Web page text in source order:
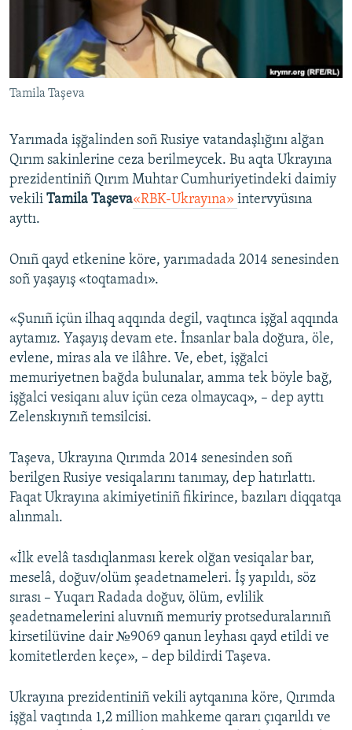
Русский
Українською
QOŞULIÑIZ!
RFE/RS bütün saytları
Tamila Taşeva
Yarımada işğalinden soñ Rusiye vatandaşlığını alğan
Qırım sakinlerine ceza berilmeycek. Bu aqta Ukrayına
prezidentiniñ Qırım Muhtar Cumhuriyetindeki daimiy
vekili Tamila Taşeva«RBK-Ukrayına» intervyüsına
ayttı.
Onıñ qayd etkenine köre, yarımadada 2014 senesinden
soñ yaşayış «toqtamadı».
«Şunıñ içün ilhaq aqqında degil, vaqtınca işğal aqqında
aytamız. Yaşayış devam ete. İnsanlar bala doğura, öle,
evlene, miras ala ve ilâhre. Ve, ebet, işğalci
memuriyetnen bağda bulunalar, amma tek böyle bağ,
işğalci vesiqanı aluv içün ceza olmaycaq», – dep ayttı
Zelenskıynıñ temsilcisi.
Taşeva, Ukrayına Qırımda 2014 senesinden soñ
berilgen Rusiye vesiqalarını tanımay, dep hatırlattı.
Faqat Ukrayına akimiyetiniñ fikirince, bazıları diqqatqa
alınmalı.
«İlk evelâ tasdıqlanması kerek olğan vesiqalar bar,
meselâ, doğuv/olüm şeadetnameleri. İş yapıldı, söz
sırası – Yuqarı Radada doğuv, ölüm, evlilik
şeadetnamelerini aluvnıñ memuriy protseduralarınıñ
kirsetilüvine dair №9069 qanun leyhası qayd etildi ve
komitetlerden keçe», – dep bildirdi Taşeva.
Ukrayına prezidentiniñ vekili aytqanına köre, Qırımda
işğal vaqtında 1,2 million mahkeme qararı çıqarıldı ve